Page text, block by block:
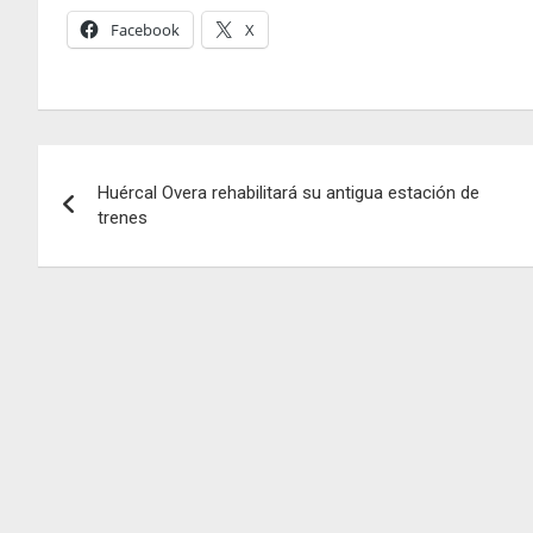
Facebook X
de
entradas
Huércal Overa rehabilitará su antigua estación de
trenes